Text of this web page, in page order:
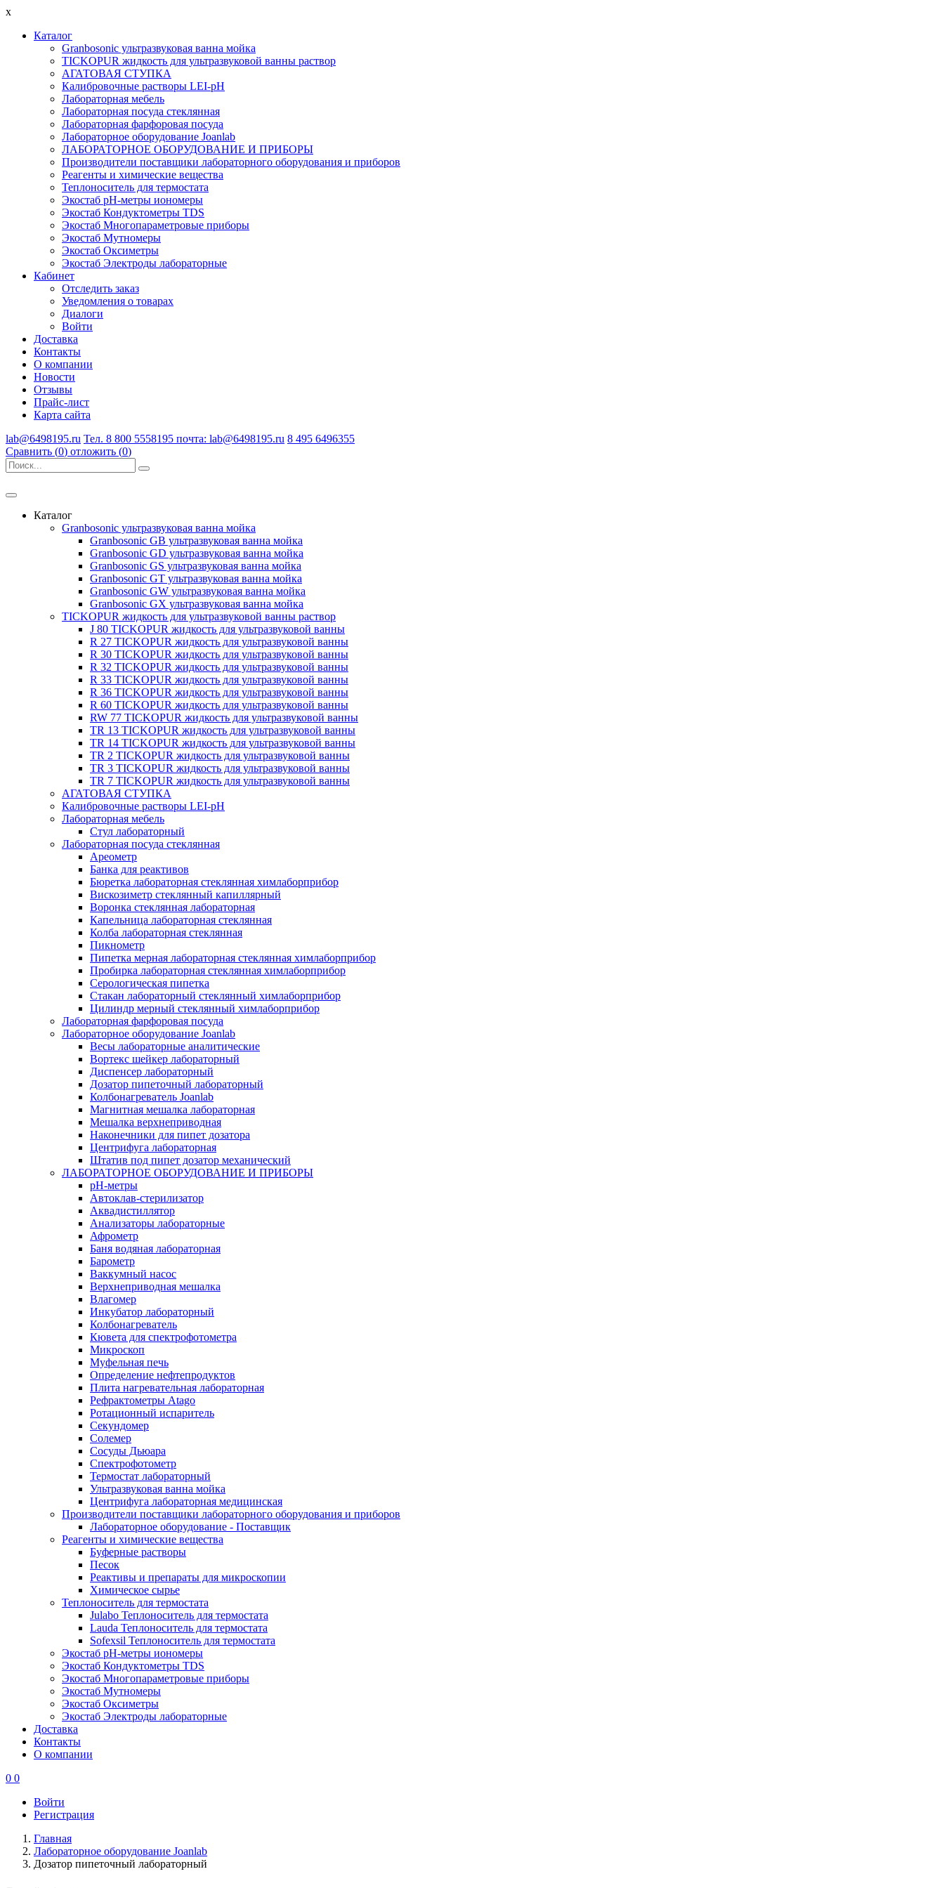
x
Каталог
Granbosonic ультразвуковая ванна мойка
TICKOPUR жидкость для ультразвуковой ванны раствор
АГАТОВАЯ СТУПКА
Калибровочные растворы LEI-pH
Лабораторная мебель
Лабораторная посуда стеклянная
Лабораторная фарфоровая посуда
Лабораторное оборудование Joanlab
ЛАБОРАТОРНОЕ ОБОРУДОВАНИЕ И ПРИБОРЫ
Производители поставщики лабораторного оборудования и приборов
Реагенты и химические вещества
Теплоноситель для термостата
Экостаб pH-метры иономеры
Экостаб Кондуктометры TDS
Экостаб Многопараметровые приборы
Экостаб Мутномеры
Экостаб Оксиметры
Экостаб Электроды лабораторные
Кабинет
Отследить заказ
Уведомления о товарах
Диалоги
Войти
Доставка
Контакты
О компании
Новости
Отзывы
Прайс-лист
Карта сайта
lab@6498195.ru Тел. 8 800 5558195 почта: lab@6498195.ru 8 495 6496355
Сравнить (0) отложить (0)
Каталог
Granbosonic ультразвуковая ванна мойка
Granbosonic GB ультразвуковая ванна мойка
Granbosonic GD ультразвуковая ванна мойка
Granbosonic GS ультразвуковая ванна мойка
Granbosonic GT ультразвуковая ванна мойка
Granbosonic GW ультразвуковая ванна мойка
Granbosonic GX ультразвуковая ванна мойка
TICKOPUR жидкость для ультразвуковой ванны раствор
J 80 TICKOPUR жидкость для ультразвуковой ванны
R 27 TICKOPUR жидкость для ультразвуковой ванны
R 30 TICKOPUR жидкость для ультразвуковой ванны
R 32 TICKOPUR жидкость для ультразвуковой ванны
R 33 TICKOPUR жидкость для ультразвуковой ванны
R 36 TICKOPUR жидкость для ультразвуковой ванны
R 60 TICKOPUR жидкость для ультразвуковой ванны
RW 77 TICKOPUR жидкость для ультразвуковой ванны
TR 13 TICKOPUR жидкость для ультразвуковой ванны
TR 14 TICKOPUR жидкость для ультразвуковой ванны
TR 2 TICKOPUR жидкость для ультразвуковой ванны
TR 3 TICKOPUR жидкость для ультразвуковой ванны
TR 7 TICKOPUR жидкость для ультразвуковой ванны
АГАТОВАЯ СТУПКА
Калибровочные растворы LEI-pH
Лабораторная мебель
Стул лабораторный
Лабораторная посуда стеклянная
Ареометр
Банка для реактивов
Бюретка лабораторная стеклянная химлаборприбор
Вискозиметр стеклянный капиллярный
Воронка стеклянная лабораторная
Капельница лабораторная стеклянная
Колба лабораторная стеклянная
Пикнометр
Пипетка мерная лабораторная стеклянная химлаборприбор
Пробирка лабораторная стеклянная химлаборприбор
Серологическая пипетка
Стакан лабораторный стеклянный химлаборприбор
Цилиндр мерный стеклянный химлаборприбор
Лабораторная фарфоровая посуда
Лабораторное оборудование Joanlab
Весы лабораторные аналитические
Вортекс шейкер лабораторный
Диспенсер лабораторный
Дозатор пипеточный лабораторный
Колбонагреватель Joanlab
Магнитная мешалка лабораторная
Мешалка верхнеприводная
Наконечники для пипет дозатора
Центрифуга лабораторная
Штатив под пипет дозатор механический
ЛАБОРАТОРНОЕ ОБОРУДОВАНИЕ И ПРИБОРЫ
pH-метры
Автоклав-стерилизатор
Аквадистиллятор
Анализаторы лабораторные
Афрометр
Баня водяная лабораторная
Барометр
Ваккумный насос
Верхнеприводная мешалка
Влагомер
Инкубатор лабораторный
Колбонагреватель
Кювета для спектрофотометра
Микроскоп
Муфельная печь
Определение нефтепродуктов
Плита нагревательная лабораторная
Рефрактометры Atago
Ротационный испаритель
Секундомер
Солемер
Сосуды Дьюара
Спектрофотометр
Термостат лабораторный
Ультразвуковая ванна мойка
Центрифуга лабораторная медицинская
Производители поставщики лабораторного оборудования и приборов
Лабораторное оборудование - Поставщик
Реагенты и химические вещества
Буферные растворы
Песок
Реактивы и препараты для микроскопии
Химическое сырье
Теплоноситель для термостата
Julabo Теплоноситель для термостата
Lauda Теплоноситель для термостата
Sofexsil Теплоноситель для термостата
Экостаб pH-метры иономеры
Экостаб Кондуктометры TDS
Экостаб Многопараметровые приборы
Экостаб Мутномеры
Экостаб Оксиметры
Экостаб Электроды лабораторные
Доставка
Контакты
О компании
0 0
Войти
Регистрация
Главная
Лабораторное оборудование Joanlab
Дозатор пипеточный лабораторный